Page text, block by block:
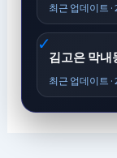
최근 업데이트 ·
김고은 막내
최근 업데이트 ·